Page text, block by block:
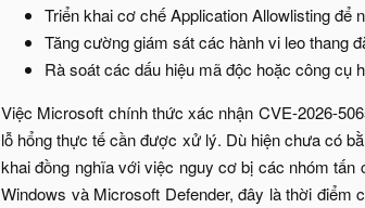
Triển khai cơ chế Application Allowlisting để
Tăng cường giám sát các hành vi leo thang
Rà soát các dấu hiệu mã độc hoặc công cụ
Việc Microsoft chính thức xác nhận CVE-2026-
lỗ hổng thực tế cần được xử lý. Dù hiện chưa có
khai đồng nghĩa với việc nguy cơ bị các nhóm
Windows và Microsoft Defender, đây là thời điểm